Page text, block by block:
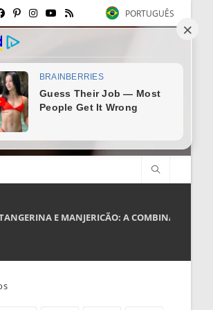
PORTUGUÊS
E MANJERICÃO: A COMBINAÇÃO